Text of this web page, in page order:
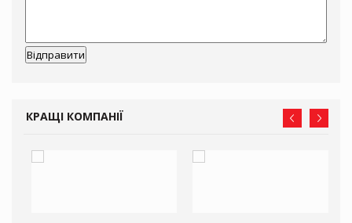
КРАЩІ КОМПАНІЇ